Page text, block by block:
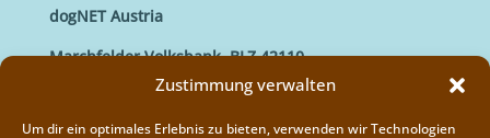
Zustimmung verwalten
Um dir ein optimales Erlebnis zu bieten, verwenden wir Technologien
dogNET Austria
Marchfelder Volksbank, BLZ 42110
IBAN: AT66 4211 0421 5000 0000